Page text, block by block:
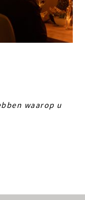
waarop u